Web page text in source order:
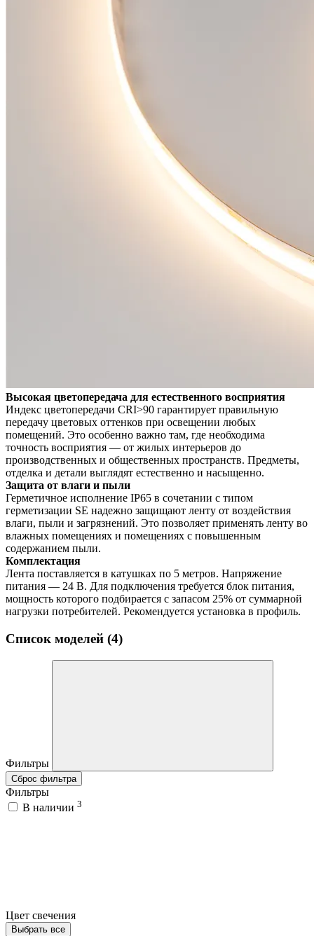
Высокая цветопередача для естественного восприятия
Индекс цветопередачи CRI>90 гарантирует правильную
передачу цветовых оттенков при освещении любых
помещений. Это особенно важно там, где необходима
точность восприятия — от жилых интерьеров до
производственных и общественных пространств. Предметы,
отделка и детали выглядят естественно и насыщенно.
Защита от влаги и пыли
Герметичное исполнение IP65 в сочетании с типом
герметизации SE надежно защищают ленту от воздействия
влаги, пыли и загрязнений. Это позволяет применять ленту во
влажных помещениях и помещениях с повышенным
содержанием пыли.
Комплектация
Лента поставляется в катушках по 5 метров. Напряжение
питания — 24 В. Для подключения требуется блок питания,
мощность которого подбирается с запасом 25% от суммарной
нагрузки потребителей. Рекомендуется установка в профиль.
Список моделей (4)
Фильтры
Сброс фильтра
Фильтры
В наличии 3
Цвет свечения
Выбрать все